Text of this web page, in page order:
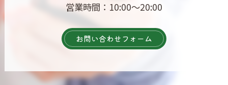
営業時間：10:00～20:00
お問い合わせフォーム